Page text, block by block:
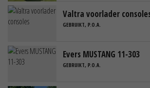
Valtra voorlader
GEBRUIKT, P.O.A.
Evers MUSTANG 11-303
GEBRUIKT, P.O.A.